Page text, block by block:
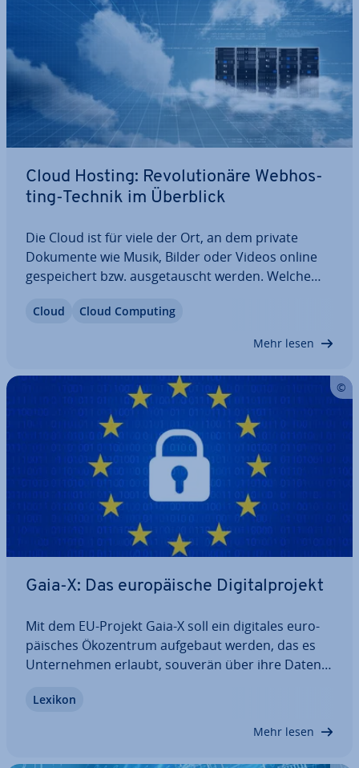
Cloud Hosting: Re­vo­lu­tio­nä­re Web­hos­
ting-Technik im Überblick
Die Cloud ist für viele der Ort, an dem private
Dokumente wie Musik, Bilder oder Videos online
ge­spei­chert bzw. aus­ge­tauscht werden. Welche
meisten hingegen eine wolkige An­ge­le­gen­heit.
Cloud Cloud Computing
Mehr lesen
Gaia-X: Das eu­ro­päi­sche Di­gi­tal­pro­jekt
Mit dem EU-Projekt Gaia-X soll ein digitales eu­ro­
päi­sches Öko­zen­trum aufgebaut werden, das es
Un­ter­neh­men erlaubt, souverän über ihre Daten
ri­ka­ni­schen Groß­kon­zer­nen zu speichern und zu
Lexikon
Mehr lesen